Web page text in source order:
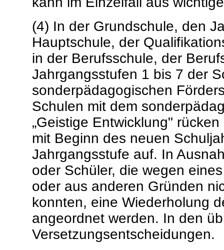
(4) In der Grundschule, den
Hauptschule, der
in der Berufsschule, der
Jahrgangsstufen 1 bis 7 der
sonderpädagogischen
Schulen mit dem
„Geistige Entwicklung"
mit Beginn des neuen
Jahrgangsstufe auf. In
oder Schüler, die wegen
oder aus anderen Gründen
konnten, eine Wiederholung
angeordnet werden. In den
Versetzungsentscheidungen.